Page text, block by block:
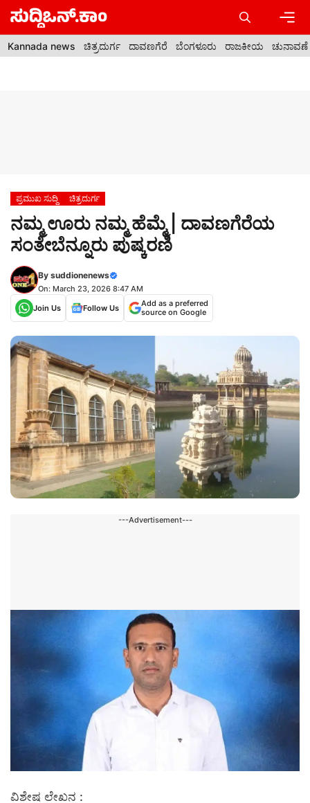
Skip
content
Kannada news ಚಿತ್ರದುರ್ಗ ದಾವಣಗೆರೆ ಬೆಂಗಳೂರು ರಾಜಕೀಯ ಚುನಾವಣೆ
ಪ್ರಮುಖ ಸುದ್ದಿ ಚಿತ್ರದುರ್ಗ
ನಮ್ಮ ಊರು ನಮ್ಮ ಹೆಮ್ಮೆ | ದಾವಣಗೆರೆಯ
ಸಂತೇಬೆನ್ನೂರು ಪುಷ್ಕರಣಿ
By suddionenews
On: March 23, 2026 8:47 AM
Join Us
Follow Us
Add as a preferred
source on Google
---Advertisement---
ವಿಶೇಷ ಲೇಖನ :